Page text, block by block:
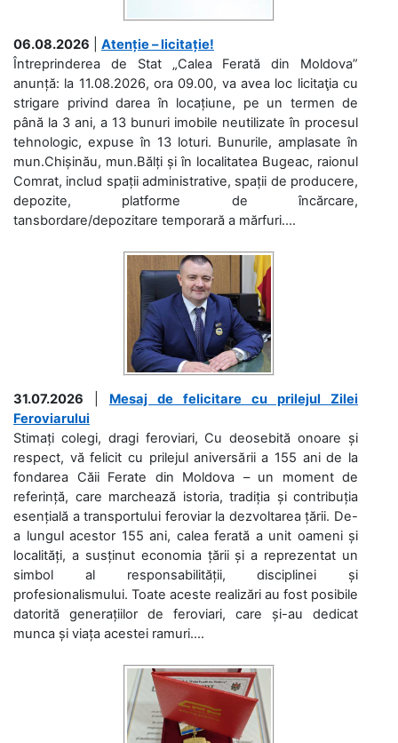
06.08.2026
Atenție – licitație!
Întreprinderea de Stat „Calea Ferată din Moldova”
anunță: la 11.08.2026, ora 09.00, va avea loc licitaţia cu
strigare privind darea în locațiune, pe un termen de
până la 3 ani, a 13 bunuri imobile neutilizate în procesul
tehnologic, expuse în 13 loturi. Bunurile, amplasate în
mun.Chișinău, mun.Bălți și în localitatea Bugeac, raionul
Comrat, includ spații administrative, spații de producere,
depozite, platforme de încărcare,
tansbordare/depozitare temporară a mărfuri....
31.07.2026
Mesaj de felicitare cu prilejul Zilei
Feroviarului
Stimați colegi, dragi feroviari, Cu deosebită onoare și
respect, vă felicit cu prilejul aniversării a 155 ani de la
fondarea Căii Ferate din Moldova – un moment de
referință, care marchează istoria, tradiția și contribuția
esențială a transportului feroviar la dezvoltarea țării. De-
a lungul acestor 155 ani, calea ferată a unit oameni și
localități, a susținut economia țării și a reprezentat un
simbol al responsabilității, disciplinei și
profesionalismului. Toate aceste realizări au fost posibile
datorită generațiilor de feroviari, care și-au dedicat
munca și viața acestei ramuri....